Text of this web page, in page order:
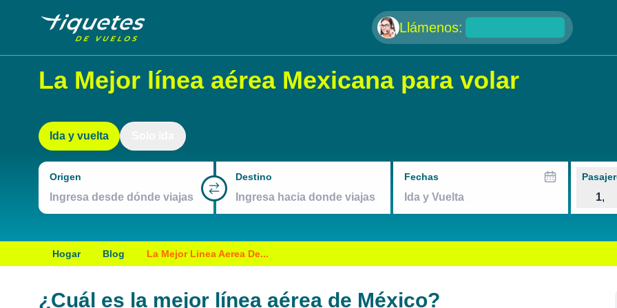
Llámenos:
La Mejor línea aérea Mexicana para volar
Ida y vuelta
Origen Destino Fechas
1,
Hogar Blog La Mejor Linea Aerea De...
¿Cuál es la mejor línea aérea de México?